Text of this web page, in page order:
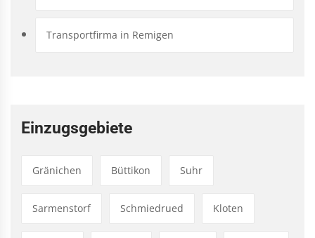
Transportfirma in Remigen
Einzugsgebiete
Gränichen Büttikon Suhr
Sarmenstorf Schmiedrued Kloten